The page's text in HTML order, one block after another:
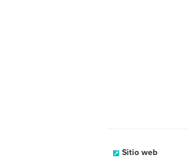
Sitio web